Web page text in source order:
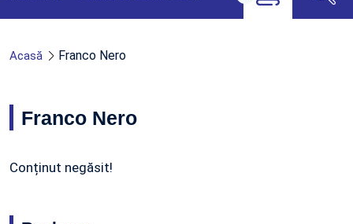
Acasă Franco Nero
Franco Nero
Conținut negăsit!